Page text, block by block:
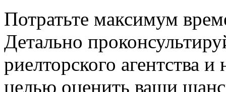
Потратьте максимум
Детально
риелторского агентства
целью оценить ваши